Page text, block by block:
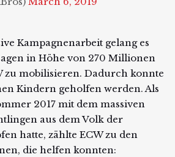
Kampagnenarbeit gelang es
in Höhe von 270 Millionen
zu mobilisieren. Dadurch konnte
Kindern geholfen werden. Als
2017 mit dem massiven
aus dem Volk der
hatte, zählte ECW zu den
die helfen konnten: